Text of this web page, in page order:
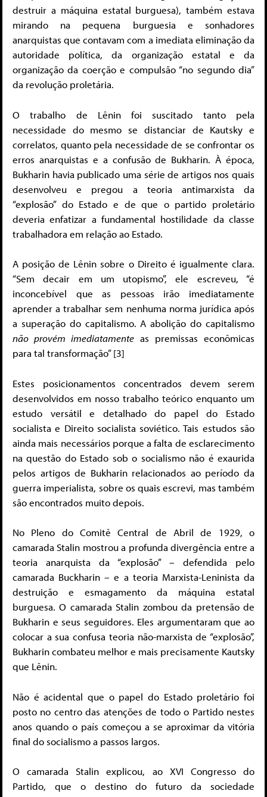
destruir a máquina estatal burguesa), também estava
mirando na pequena burguesia e sonhadores
anarquistas que contavam com a imediata eliminação da
autoridade política, da organização estatal e da
organização da coerção e compulsão “no segundo dia”
da revolução proletária.
O trabalho de Lênin foi suscitado tanto pela
necessidade do mesmo se distanciar de Kautsky e
correlatos, quanto pela necessidade de se confrontar os
erros anarquistas e a confusão de Bukharin. À época,
Bukharin havia publicado uma série de artigos nos quais
desenvolveu e pregou a teoria antimarxista da
“explosão” do Estado e de que o partido proletário
deveria enfatizar a fundamental hostilidade da classe
trabalhadora em relação ao Estado.
A posição de Lênin sobre o Direito é igualmente clara.
“Sem decair em um utopismo”, ele escreveu, “é
inconcebível que as pessoas irão imediatamente
aprender a trabalhar sem nenhuma norma jurídica após
a superação do capitalismo. A abolição do capitalismo
não provém imediatamente as premissas econômicas
para tal transformação” [3]
Estes posicionamentos concentrados devem serem
desenvolvidos em nosso trabalho teórico enquanto um
estudo versátil e detalhado do papel do Estado
socialista e Direito socialista soviético. Tais estudos são
ainda mais necessários porque a falta de esclarecimento
na questão do Estado sob o socialismo não é exaurida
pelos artigos de Bukharin relacionados ao período da
guerra imperialista, sobre os quais escrevi, mas também
são encontrados muito depois.
No Pleno do Comitê Central de Abril de 1929, o
camarada Stalin mostrou a profunda divergência entre a
teoria anarquista da “explosão” – defendida pelo
camarada Buckharin – e a teoria Marxista-Leninista da
destruição e esmagamento da máquina estatal
burguesa. O camarada Stalin zombou da pretensão de
Bukharin e seus seguidores. Eles argumentaram que ao
colocar a sua confusa teoria não-marxista de “explosão”,
Bukharin combateu melhor e mais precisamente Kautsky
que Lênin.
Não é acidental que o papel do Estado proletário foi
posto no centro das atenções de todo o Partido nestes
anos quando o país começou a se aproximar da vitória
final do socialismo a passos largos.
O camarada Stalin explicou, ao XVI Congresso do
Partido, que o destino do futuro da sociedade